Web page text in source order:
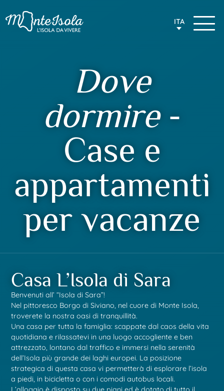
ITA
Dove
dormire-
Case e
appartamenti
per vacanze
Casa L’Isola di Sara
Benvenuti all’ “Isola di Sara”!
Nel pittoresco Borgo di Siviano, nel cuore di Monte Isola,
troverete la nostra oasi di tranquillità.
Una casa per tutta la famiglia: scappate dal caos della vita
quotidiana e rilassatevi in una luogo accogliente e ben
attrezzato, lontano dal traffico e immersi nella serenità
dell’Isola più grande dei laghi europei. La posizione
strategica di questa casa vi permetterà di esplorare l’isola
a piedi, in bicicletta o con i comodi autobus locali.